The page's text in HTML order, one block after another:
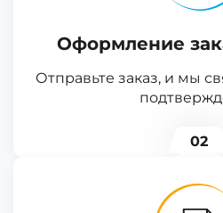
Оформление
Отправьте заказ, и мы
02